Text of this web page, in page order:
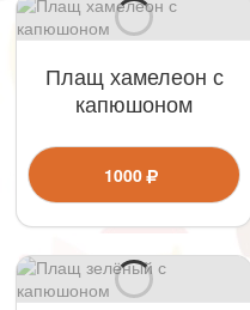
Плащ хамелеон с
капюшоном
1000